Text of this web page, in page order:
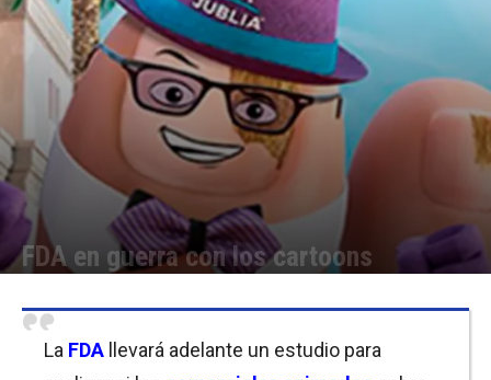
FDA en guerra con los cartoons
La FDA llevará adelante un estudio para